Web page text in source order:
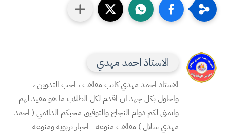
الاستاذ احمد مهدي
الاستاذ احمد مهدي كاتب مقالات ، احب التدوين ،
واحاول بكل جهد ان اقدم لكل الطلاب ما هو مفيد لهم
واتمنى لكم دوام النجاح والتوفيق محبكم الدائمي ( احمد
مهدي شلال ) مقالات منوعه - اخبار تربويه ومنوعه -